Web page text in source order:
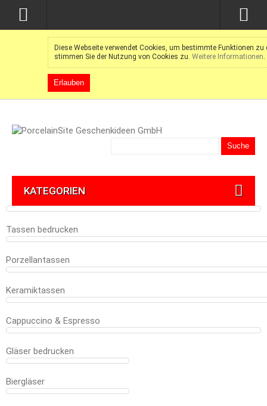
Diese Webseite verwendet Cookies, um bestimmte Funktionen
stimmen Sie der Nutzung von Cookies zu. Weitere Informationen.
Erlauben
Suche
KATEGORIEN
Tassen bedrucken
Porzellantassen
Keramiktassen
Cappuccino & Espresso
Gläser bedrucken
Biergläser